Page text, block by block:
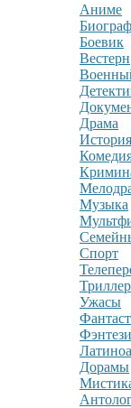
Аниме
Боевик
Вестерн
Драма
История
Музыка
Спорт
Триллер
Ужасы
Фэнтези
Дорамы